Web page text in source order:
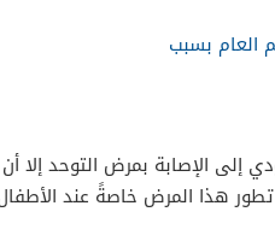
العام بسبب
إلى الإصابة بمرض التوحد إلا
هذا المرض خاصةً عند